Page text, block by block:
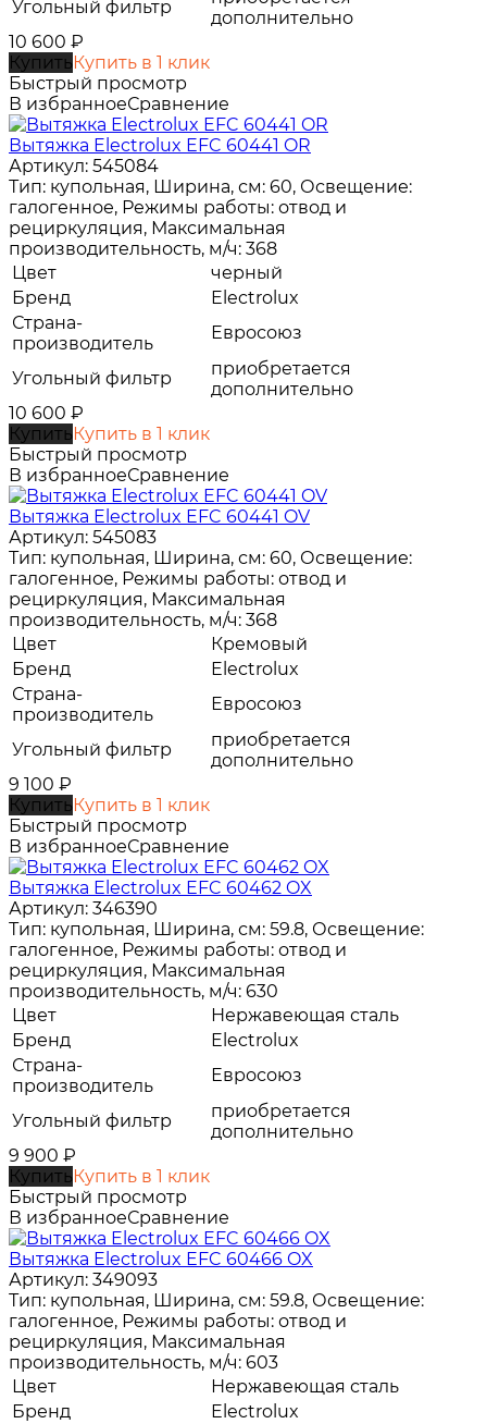
Угольный фильтр
дополнительно
10 600 ₽
КупитьКупить в 1 клик
Быстрый просмотр
В избранноеСравнение
Вытяжка Electrolux EFC 60441 OR
Артикул: 545084
Тип: купольная, Ширина, см: 60, Освещение:
галогенное, Режимы работы: отвод и
рециркуляция, Максимальная
производительность, м/ч: 368
Цвет
черный
Бренд
Electrolux
Страна-
производитель
Евросоюз
Угольный фильтр
приобретается
дополнительно
10 600 ₽
КупитьКупить в 1 клик
Быстрый просмотр
В избранноеСравнение
Вытяжка Electrolux EFC 60441 OV
Артикул: 545083
Тип: купольная, Ширина, см: 60, Освещение:
галогенное, Режимы работы: отвод и
рециркуляция, Максимальная
производительность, м/ч: 368
Цвет
Кремовый
Бренд
Electrolux
Страна-
производитель
Евросоюз
Угольный фильтр
приобретается
дополнительно
9 100 ₽
КупитьКупить в 1 клик
Быстрый просмотр
В избранноеСравнение
Вытяжка Electrolux EFC 60462 OX
Артикул: 346390
Тип: купольная, Ширина, см: 59.8, Освещение:
галогенное, Режимы работы: отвод и
рециркуляция, Максимальная
производительность, м/ч: 630
Цвет
Нержавеющая сталь
Бренд
Electrolux
Страна-
производитель
Евросоюз
Угольный фильтр
приобретается
дополнительно
9 900 ₽
КупитьКупить в 1 клик
Быстрый просмотр
В избранноеСравнение
Вытяжка Electrolux EFC 60466 OX
Артикул: 349093
Тип: купольная, Ширина, см: 59.8, Освещение:
галогенное, Режимы работы: отвод и
рециркуляция, Максимальная
производительность, м/ч: 603
Цвет
Нержавеющая сталь
Бренд
Electrolux